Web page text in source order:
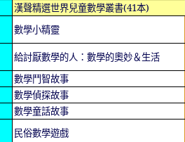
漢聲精選世界兒童數學叢書(41本)
數學小精靈
給討厭數學的人：數學的奧妙＆生活
數學鬥智故事
數學偵探故事
數學童話故事
民俗數學遊戲